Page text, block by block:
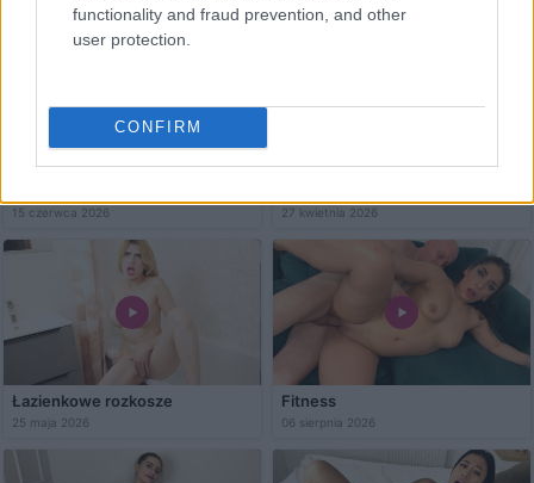
functionality and fraud prevention, and other
user protection.
CONFIRM
15 czerwca 2026 27 kwietnia 2026
Łazienkowe rozkosze
25 maja 2026
Fitness
06 sierpnia 2026